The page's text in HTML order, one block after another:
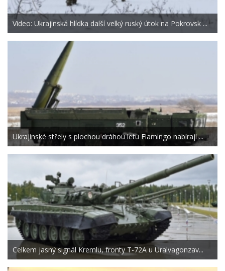
Video: Ukrajinská hlídka další velký ruský útok na Pokrovsk ...
Ukrajinské střely s plochou dráhou letu Flamingo nabírají ...
Celkem jasný signál Kremlu, fronty T-72A u Uralvagonzav...